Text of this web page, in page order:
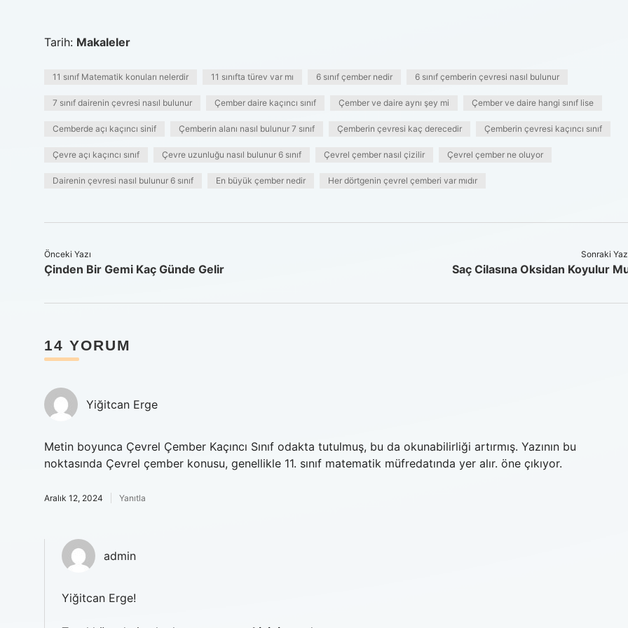
Tarih: Makaleler
11 sınıf Matematik konuları nelerdir 11 sınıfta türev var mı 6 sınıf çember nedir 6 sınıf çemberin çevresi nasıl bulunur
7 sınıf dairenin çevresi nasıl bulunur Çember daire kaçıncı sınıf Çember ve daire aynı şey mi Çember ve daire hangi sınıf lise
Cemberde açı kaçıncı sinif Çemberin alanı nasıl bulunur 7 sınıf Çemberin çevresi kaç derecedir Çemberin çevresi kaçıncı sınıf
Çevre açı kaçıncı sınıf Çevre uzunluğu nasıl bulunur 6 sınıf Çevrel çember nasıl çizilir Çevrel çember ne oluyor
Dairenin çevresi nasıl bulunur 6 sınıf En büyük çember nedir Her dörtgenin çevrel çemberi var mıdır
Önceki Yazı
Çinden Bir Gemi Kaç Günde Gelir
Sonraki
Saç Cilasına Oksidan Koyulur
14 YORUM
Yiğitcan Erge
Metin boyunca Çevrel Çember Kaçıncı Sınıf odakta tutulmuş, bu da okunabilirliği artırmış. Yazının bu
noktasında Çevrel çember konusu, genellikle 11. sınıf matematik müfredatında yer alır. öne çıkıyor.
Aralık 12, 2024 Yanıtla
admin
Yiğitcan Erge!